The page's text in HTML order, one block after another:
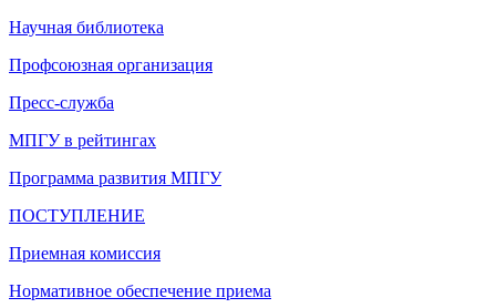
Научная библиотека
Профсоюзная организация
Пресс-служба
МПГУ в рейтингах
Программа развития МПГУ
ПОСТУПЛЕНИЕ
Приемная комиссия
Нормативное обеспечение приема